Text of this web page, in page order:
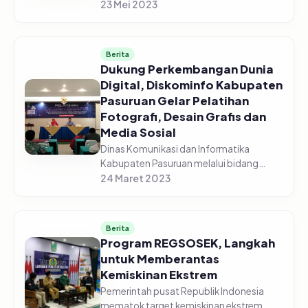
menghadiri Rapat Koordinasi
secara vir...
23 Mei 2023
Berita
Dukung Perkembangan Dunia
Digital, Diskominfo Kabupaten
Pasuruan Gelar Pelatihan
Fotografi, Desain Grafis dan
Media Sosial
Dinas Komunikasi dan Informatika
Kabupaten Pasuruan melalui bidang
Informasi dan Komunikasi Publik (IKP)
24 Maret 2023
Berita
Program REGSOSEK, Langkah
untuk Memberantas
Kemiskinan Ekstrem
Pemerintah pusat Republik Indonesia
mematok target kemiskinan ekstrem